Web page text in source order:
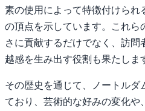
素の使用によって特徴付けられ
の頂点を示しています。これら
さに貢献するだけでなく、訪問
越感を生み出す役割も果たしま
その歴史を通じて、ノートルダ
ており、芸術的な好みの変化